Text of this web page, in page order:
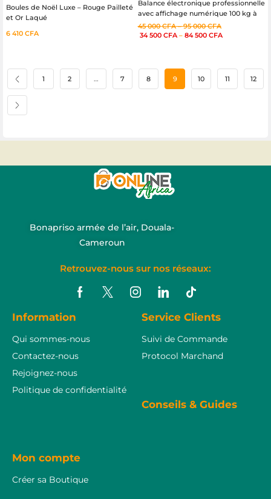
Boules de Noël Luxe – Rouge Pailleté
et Or Laqué
6 410 CFA
Balance électronique professionnelle
avec affichage numérique 100 kg à
600 kg
45 000CFA–95 000CFA
34 500 CFA– 84 500 CFA
1 2 … 7 8 9 10 11 12
Bonapriso armée de l’air, Douala-
Cameroun
Retrouvez-nous sur nos réseaux:
Information
Qui sommes-nous
Contactez-nous
Rejoignez-nous
Politique de confidentialité
Service Clients
Suivi de Commande
Protocol Marchand
Conseils & Guides
Mon compte
Créer sa Boutique